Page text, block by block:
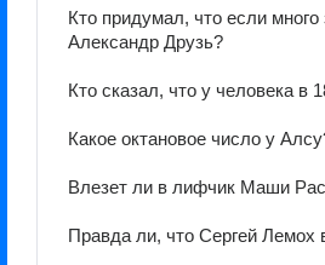
Кто придумал, что если
Александр Друзь?
Кто сказал, что у человека в
Какое октановое число у
Влезет ли в лифчик Маши
Правда ли, что Сергей Лемох